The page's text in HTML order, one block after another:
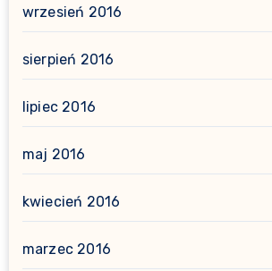
wrzesień 2016
sierpień 2016
lipiec 2016
maj 2016
kwiecień 2016
marzec 2016